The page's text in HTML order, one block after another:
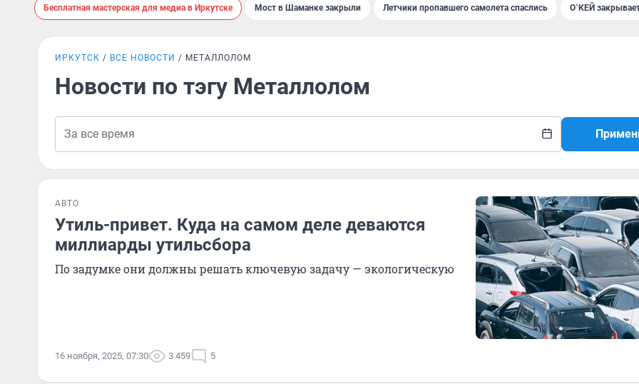
Бесплатная мастерская для медиа в Иркутске Мост в Шаманке закрыли Летчики пропавшего самолета спаслись О`КЕЙ
ИРКУТСК ВСЕ НОВОСТИ МЕТАЛЛОЛОМ
Новости по тэгу Металлолом
АВТО
Утиль-привет. Куда на самом деле деваются
миллиарды утильсбора
По задумке они должны решать ключевую задачу — экологическую
16 ноября, 2025, 07:30 3 459 5